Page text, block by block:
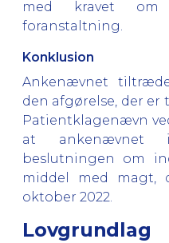
med kravet om
foranstaltning.
Konklusion
Ankenævnet
den afgørelse, der er
Patientklagenævn
at ankenævnet
beslutningen om
middel med magt,
oktober 2022.
Lovgrundlag